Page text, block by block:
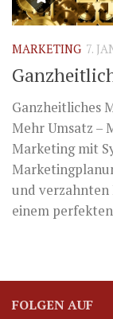
MARKETING 7.
Ganzheitliches
Mehr Umsatz –
Marketing mit
und
einem
FOLGEN AUF